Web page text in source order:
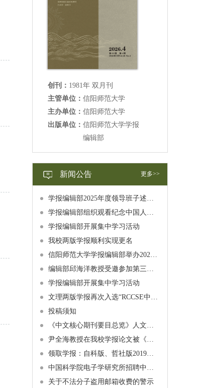
创刊： 1981年 双月刊
主管单位： 信阳师范大学
主办单位： 信阳师范大学
出版单位： 信阳师范大学学报
编辑部
新闻公告 更多>>
学报编辑部2025年度领导班子述职述廉述学报告公示
学报编辑部组织观看纪念中国人民抗日战争暨世界反法西斯战争胜利80周年大会直播
学报编辑部开展集中学习活动
我校两版学报顺利实现更名
信阳师范大学学报编辑部举办2024年博士学术沙龙活动通知
编辑部邱海洋教授受邀参加第三届中原经济学者论坛暨十家经济类期刊论文工作坊
学报编辑部开展集中学习活动
文理两版学报再次入选“RCCSE中国核心学术期刊”
投稿须知
《中文核心期刊要目总览》人文、社会科学学科引用指标统计来源期刊列表（2023 年版）
尹全海教授在我校学报论文被《新华文摘》全文转载
领取学报：自科版、哲社版2019年第1期纸质期刊已经发布
中国科学院电子学研究所招聘中文刊科学编辑
关于不法分子盗用邮箱收费的警示